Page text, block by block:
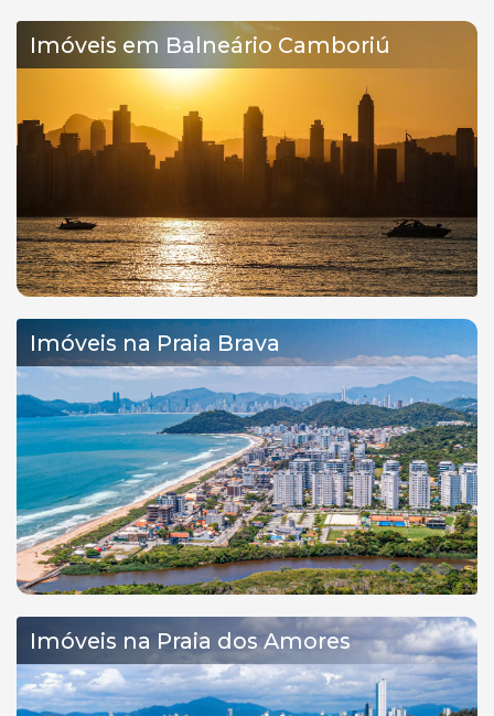
Imóveis em Balneário Camboriú
Imóveis na Praia Brava
Imóveis na Praia dos Amores